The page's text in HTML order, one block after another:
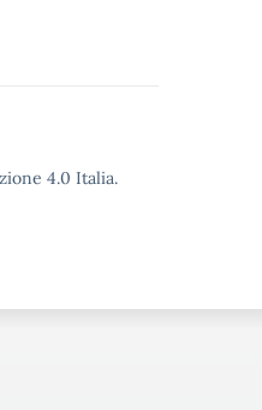
4.0 Italia.